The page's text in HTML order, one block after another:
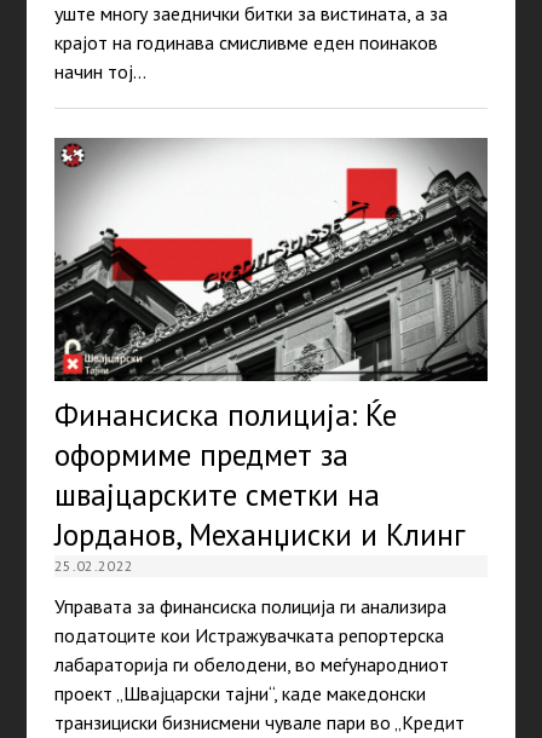
уште многу заеднички битки за вистината, а за
крајот на годинава смисливме еден поинаков
начин тој…
Финансиска полицијa: Ќе
оформиме предмет за
швајцарските сметки на
Јорданов, Механџиски и Клинг
25.02.2022
Управата за финансиска полиција ги анализира
податоците кои Истражувачката репортерска
лабараторија ги обелодени, во меѓународниот
проект „Швајцарски тајни“, каде македонски
транзициски бизнисмени чувале пари во „Кредит